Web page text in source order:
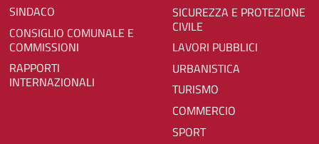
SINDACO
CONSIGLIO COMUNALE E
COMMISSIONI
RAPPORTI
INTERNAZIONALI
SICUREZZA E PROTEZIONE
CIVILE
LAVORI PUBBLICI
URBANISTICA
TURISMO
COMMERCIO
SPORT